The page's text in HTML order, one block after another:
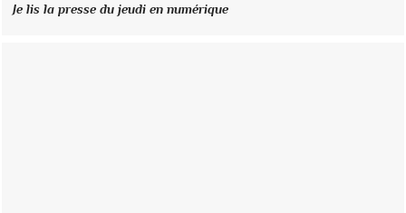
Je lis la presse du jeudi en numérique